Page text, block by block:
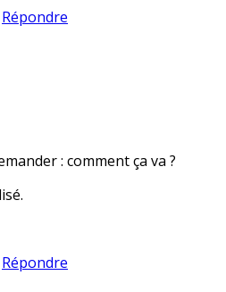
Répondre
: comment ça va ?
Répondre